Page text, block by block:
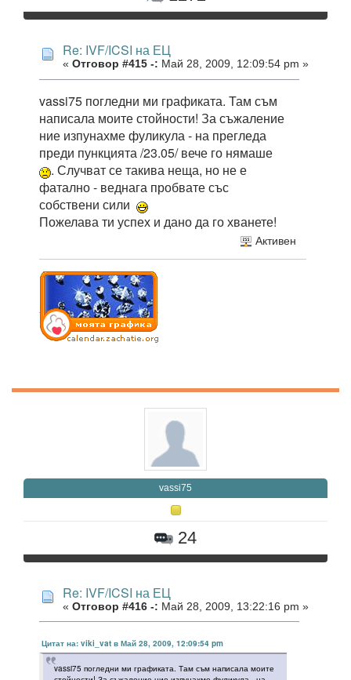
Re: IVF/ICSI на ЕЦ
« Отговор #415 -: Май 28, 2009, 12:09:54 pm »
vassi75 погледни ми графиката. Там съм
написала моите стойности! За съжаление
ние изпунахме фуликула - на прегледа
преди пункцията /23.05/ вече го нямаше
. Случват се такива неща, но не е
фатално - веднага пробвате със
собствени сили
Пожелава ти успех и дано да го хванете!
Активен
vassi75
24
Re: IVF/ICSI на ЕЦ
« Отговор #416 -: Май 28, 2009, 13:22:16 pm »
Цитат на: viki_vat в Май 28, 2009, 12:09:54 pm
vassi75 погледни ми графиката. Там съм написала моите